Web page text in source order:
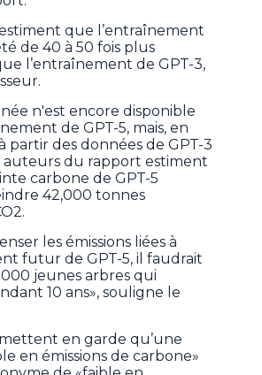
que l’entraînement
de 40 à 50 fois plus
l’entraînement de GPT-3,
n'est encore disponible
de GPT-5, mais, en
partir des données de GPT-3
auteurs du rapport estiment
carbone de GPT-5
42,000 tonnes
les émissions liées à
futur de GPT-5, il faudrait
jeunes arbres qui
10 ans», souligne le
en garde qu’une
en émissions de carbone»